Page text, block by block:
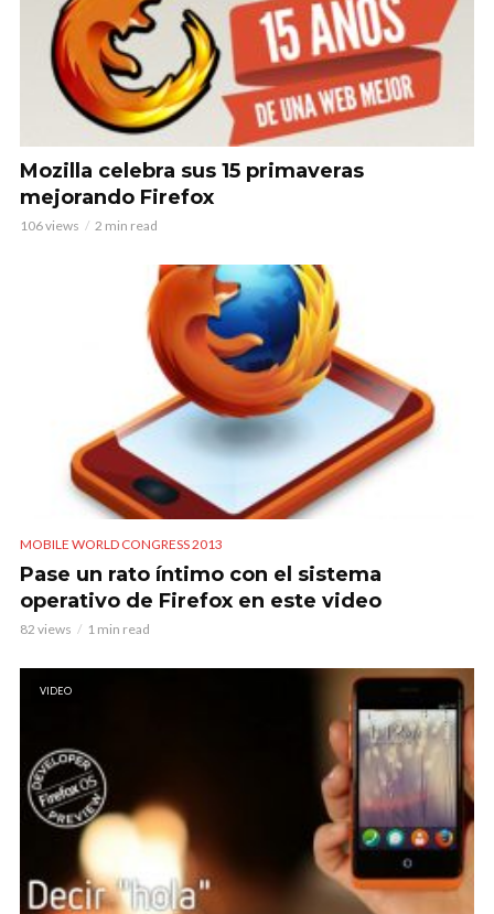
Mozilla celebra sus 15 primaveras
mejorando Firefox
106 views 2 min read
MOBILE WORLD CONGRESS 2013
Pase un rato íntimo con el sistema
operativo de Firefox en este video
82 views 1 min read
VIDEO